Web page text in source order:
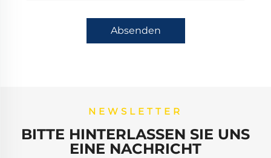
Absenden
NEWSLETTER
BITTE HINTERLASSEN SIE UNS
EINE NACHRICHT